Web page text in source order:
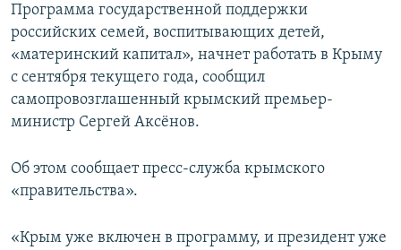
поискуИНФОГРАФИКА
ТЕЛЕПРОЕКТ КРЫМ.РЕАЛИИ
СОВЕТЫ ПРАВОЗАЩИТНИКОВ
ПРОПАВШИЕ БЕЗ ВЕСТИ
КРЫМ.НЕПОКОРЕННЫЙ
УКРАИНСКАЯ ПРОБЛЕМА КРЫМА
КАК ОБОЙТИ БЛОКИРОВКУ
Українською
Qırımtatar
Программа государственной поддержки
российских семей, воспитывающих детей,
«материнский капитал», начнет работать в Крыму
с сентября текущего года, сообщил
самопровозглашенный крымский премьер-
министр Сергей Аксёнов.
Об этом сообщает пресс-служба крымского
«правительства».
«Крым уже включен в программу, и президент уже